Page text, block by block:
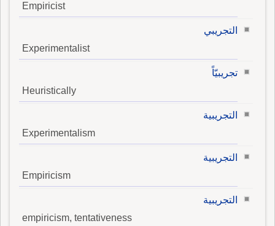
Empiricist
التجريبي
Experimentalist
تجريبيّاً
Heuristically
التجريبية
Experimentalism
التجريبية
Empiricism
التجريبية
empiricism, tentativeness